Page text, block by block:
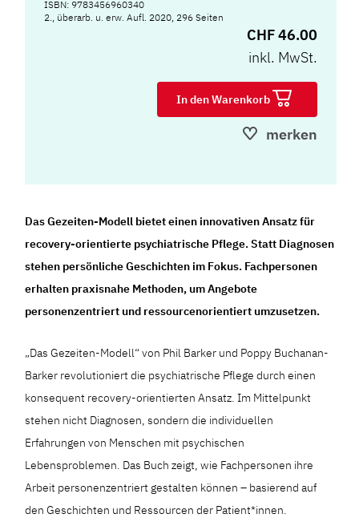
ISBN: 9783456960340
2., überarb. u. erw. Aufl. 2020, 296 Seiten
CHF 46.00
inkl. MwSt.
In den Warenkorb
merken
Das Gezeiten-Modell bietet einen innovativen Ansatz für
recovery-orientierte psychiatrische Pflege. Statt Diagnosen
stehen persönliche Geschichten im Fokus. Fachpersonen
erhalten praxisnahe Methoden, um Angebote
personenzentriert und ressourcenorientiert umzusetzen.
„Das Gezeiten-Modell“ von Phil Barker und Poppy Buchanan-
Barker revolutioniert die psychiatrische Pflege durch einen
konsequent recovery-orientierten Ansatz. Im Mittelpunkt
stehen nicht Diagnosen, sondern die individuellen
Erfahrungen von Menschen mit psychischen
Lebensproblemen. Das Buch zeigt, wie Fachpersonen ihre
Arbeit personenzentriert gestalten können – basierend auf
den Geschichten und Ressourcen der Patient*innen.